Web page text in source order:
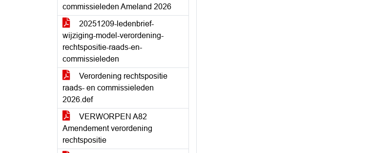
commissieleden Ameland 2026
20251209-ledenbrief-
wijziging-model-verordening-
rechtspositie-raads-en-
commissieleden
Verordening rechtspositie
raads- en commissieleden
2026.def
VERWORPEN A82
Amendement verordening
rechtspositie